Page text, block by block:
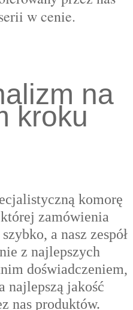
w cenie.
na
kroku
komorę
zamówienia
a nasz zespół
z najlepszych
doświadczeniem,
najlepszą jakość
nas produktów.